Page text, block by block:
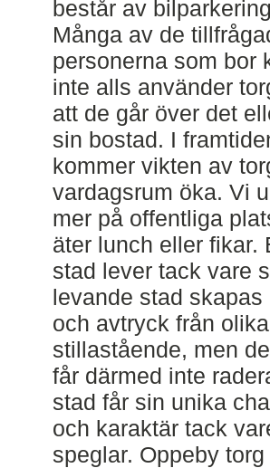
består av
Många av de
personerna som bor
inte alls använder
att de går över det
sin bostad. I
kommer vikten av
vardagsrum öka. Vi
mer på offentliga
äter lunch eller fikar.
stad lever tack vare
levande stad
och avtryck från
stillastående, men
får därmed inte
stad får sin unika
och karaktär tack
speglar. Oppeby